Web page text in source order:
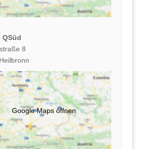
QSüd
8
Google Maps öffnen